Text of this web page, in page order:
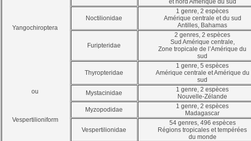
Yangochiroptera
ou
Vespertilioniform
et nord Amérique du sud
Noctilionidae
1 genre, 2 espèces
Amérique centrale et du sud
Antilles, Bahamas
Furipteridae
2 genres, 2 espèces
Sud Amérique centrale,
Zone tropicale de l’Amérique du
sud
Thyropteridae
1 genre, 5 espèces
Amérique centrale et Amérique du
sud
Mystacinidae
1 genre, 2 espèces
Nouvelle-Zélande
Myzopodidae
1 genre, 2 espèces
Madagascar
Vespertilionidae
54 genres, 496 espèces
Régions tropicales et tempérées
du monde